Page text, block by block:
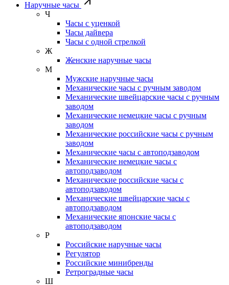
Наручные часы
Ч
Часы с уценкой
Часы дайвера
Часы с одной стрелкой
Ж
Женские наручные часы
М
Мужские наручные часы
Механические часы с ручным заводом
Механические швейцарские часы с ручным
заводом
Механические немецкие часы с ручным
заводом
Механические российские часы с ручным
заводом
Механические часы с автоподзаводом
Механические немецкие часы с
автоподзаводом
Механические российские часы с
автоподзаводом
Механические швейцарские часы с
автоподзаводом
Механические японские часы с
автоподзаводом
Р
Российские наручные часы
Регулятор
Российские минибренды
Ретроградные часы
Ш